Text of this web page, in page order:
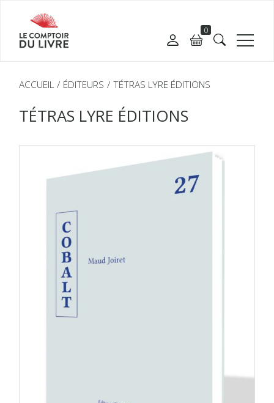
0
ACCUEIL ÉDITEURS TÉTRAS LYRE ÉDITIONS
TÉTRAS LYRE ÉDITIONS